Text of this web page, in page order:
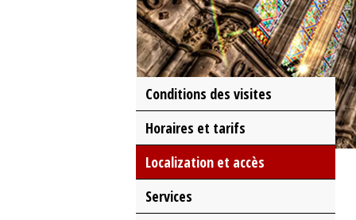
Conditions des visites
Horaires et tarifs
Localization et accès
Services